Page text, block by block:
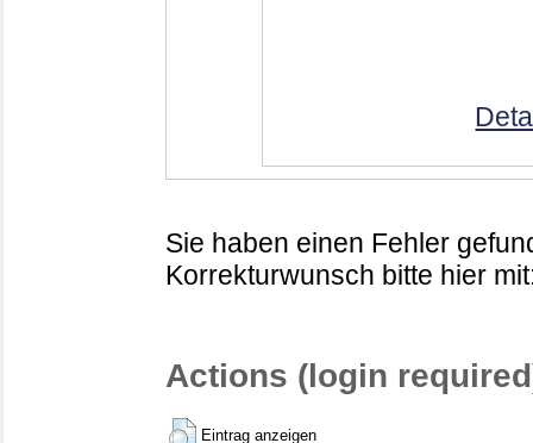
Sie haben einen Fehler
Korrekturwunsch bitte hier
Actions (login
Eintrag anzeigen